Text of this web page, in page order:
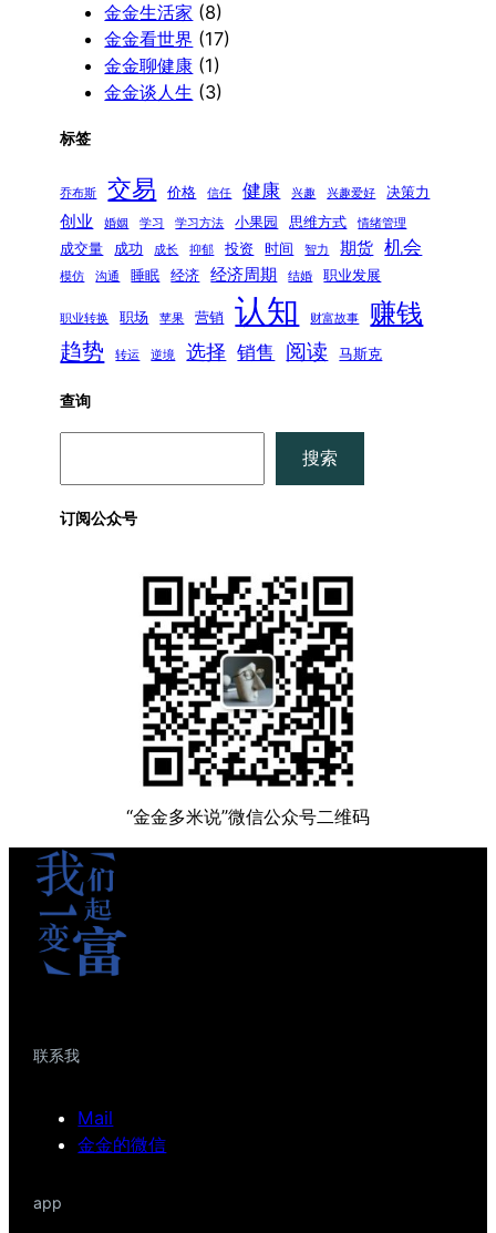
金金生活家 (8)
金金看世界 (17)
金金聊健康 (1)
金金谈人生 (3)
标签
乔布斯 交易 价格 信任 健康 兴趣 兴趣爱好 决策力
创业 婚姻 学习 学习方法 小果园 思维方式 情绪管理
成交量 成功 成长 抑郁 投资 时间 智力 期货 机会
模仿 沟通 睡眠 经济 经济周期 结婚 职业发展
职业转换 职场 苹果 营销 认知 财富故事 赚钱
趋势 转运 逆境 选择 销售 阅读 马斯克
查询
搜索
订阅公众号
“金金多米说”微信公众号二维码
联系我
Mail
金金的微信
app